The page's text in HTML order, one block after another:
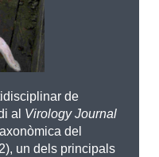
de
al Virology Journal
del
un dels principals